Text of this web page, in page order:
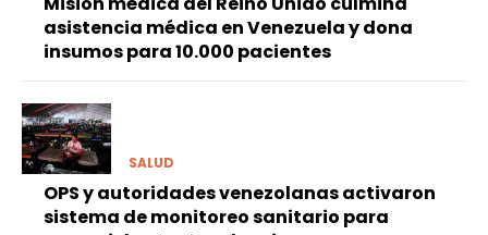
asistencia médica en Venezuela y dona
insumos para 10.000 pacientes
SALUD
OPS y autoridades venezolanas activaron
sistema de monitoreo sanitario para